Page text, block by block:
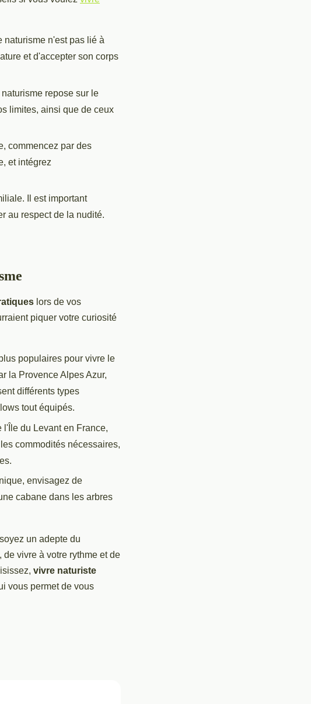
naturisme n'est pas lié à
et d'accepter son corps
repose sur le
limites, ainsi que de ceux
commencez par des
et intégrez
Il est important
au respect de la nudité.
lors de vos
piquer votre curiosité
populaires pour vivre le
la Provence Alpes Azur,
différents types
tout équipés.
l'Île du Levant en France,
commodités nécessaires,
envisagez de
cabane dans les arbres
un adepte du
vivre à votre rythme et de
vivre naturiste
vous permet de vous